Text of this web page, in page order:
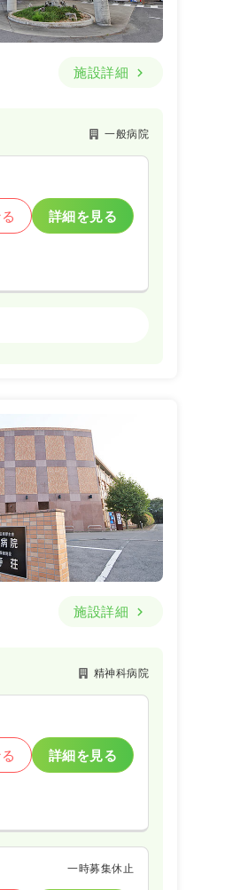
施設詳細
一般病院
詳細を見る
一般病院
一時募集休止
詳細を見る
詳細を見る
施設詳細
精神科病院
詳細を見る
一時募集休止